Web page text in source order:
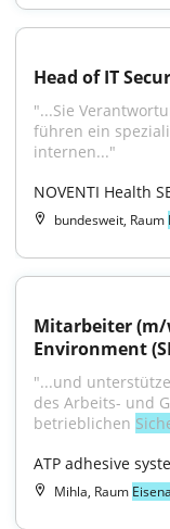
Head of IT
"...Sie
führen ein
internen..."
NOVENTI Health
bundesweit, Raum
Mitarbeiter (m/
Environment
"...und
des Arbeits- und
betrieblichen
ATP adhesive
Mihla, Raum